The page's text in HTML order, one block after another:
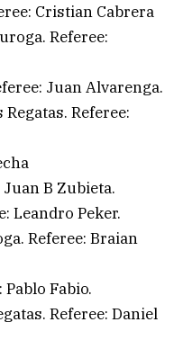
Cristian Cabrera
Referee:
Juan Alvarenga.
Referee:
B Zubieta.
Leandro Peker.
Referee: Braian
Fabio.
Referee: Daniel